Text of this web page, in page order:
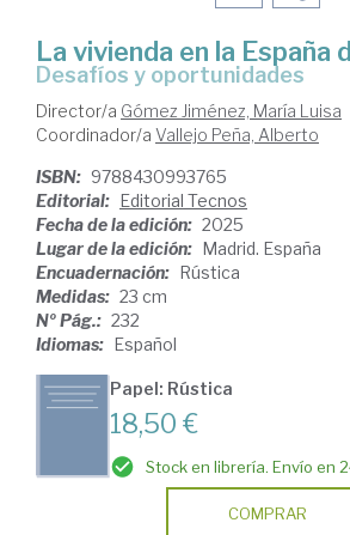
La vivienda en la España
desafíos y oportunidades
Director/a Gómez Jiménez, María Luisa
Coordinador/a Vallejo Peña, Alberto
ISBN: 9788430993765
Editorial: Editorial Tecnos
Fecha de la edición: 2025
Lugar de la edición: Madrid. España
Encuadernación: Rústica
Medidas: 23 cm
Nº Pág.: 232
Idiomas: Español
Papel: Rústica
18,50 €
Stock en librería. Envío en
COMPRAR